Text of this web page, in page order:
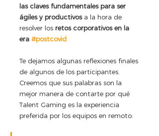
las claves fundamentales para ser
ágiles y productivos a la hora de
resolver los retos corporativos en la
era #postcovid
Te dejamos algunas reflexiones finales
de algunos de los participantes.
Creemos que sus palabras son la
mejor manera de contarte por qué
Talent Gaming es la experiencia
preferida por los equipos en remoto: